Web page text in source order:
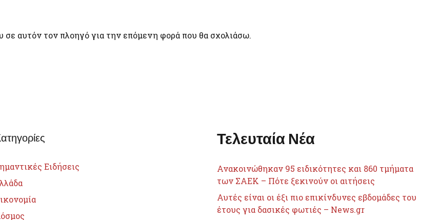
αυτόν τον πλοηγό για την επόμενη φορά που θα σχολιάσω.
Ειδήσεις
Τελευταία Νέα
Ανακοινώθηκαν 95 ειδικότητες και 860 τμήματα
των ΣΑΕΚ – Πότε ξεκινούν οι αιτήσεις
Αυτές είναι οι έξι πιο επικίνδυνες εβδομάδες του
έτους για δασικές φωτιές – News.gr